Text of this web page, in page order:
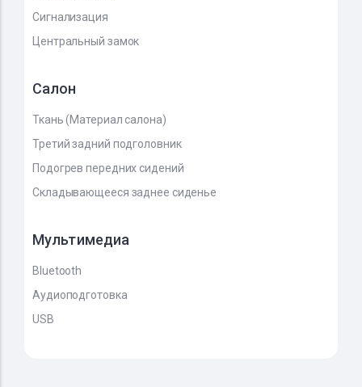
Сигнализация
Центральный замок
Салон
Ткань (Материал салона)
Третий задний подголовник
Подогрев передних сидений
Складывающееся заднее сиденье
Мультимедиа
Bluetooth
Аудиоподготовка
USB